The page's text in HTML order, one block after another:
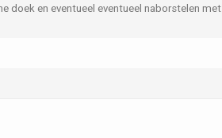
doek en eventueel eventueel naborstelen met